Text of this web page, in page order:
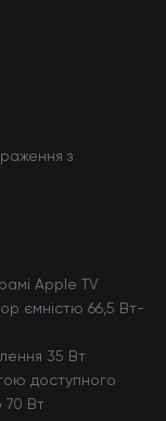
з
Apple TV
ємністю 66,5 Вт-
35 Вт
доступного
70 Вт